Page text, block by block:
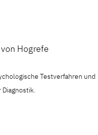
Hogrefe
Testverfahren und
Diagnostik.